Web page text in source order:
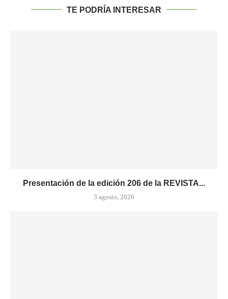
TE PODRÍA INTERESAR
Presentación de la edición 206 de la REVISTA...
3 agosto, 2026